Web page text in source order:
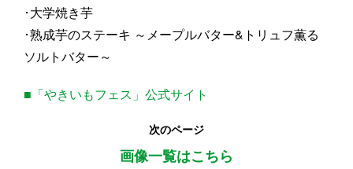
･大学焼き芋
･熟成芋のステーキ ～メープルバター&トリュフ薫る
ソルトバター～
■「やきいもフェス」公式サイト
次のページ
画像一覧はこちら